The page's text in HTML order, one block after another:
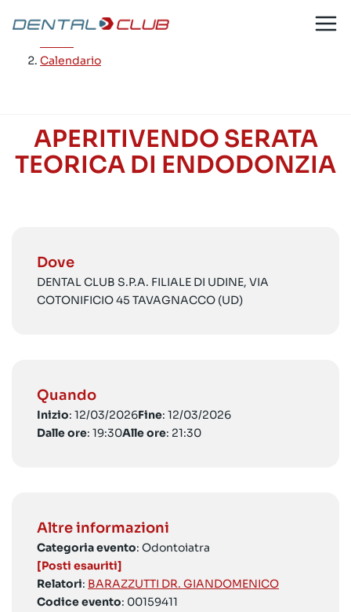
contenuto
Calendario
APERITIVENDO SERATA
TEORICA DI ENDODONZIA
Dove
DENTAL CLUB S.P.A. FILIALE DI UDINE, VIA
COTONIFICIO 45 TAVAGNACCO (UD)
Quando
Inizio: 12/03/2026Fine: 12/03/2026
Dalle ore: 19:30Alle ore: 21:30
Altre informazioni
Categoria evento: Odontoiatra
[Posti esauriti]
Relatori: BARAZZUTTI DR. GIANDOMENICO
Codice evento: 00159411